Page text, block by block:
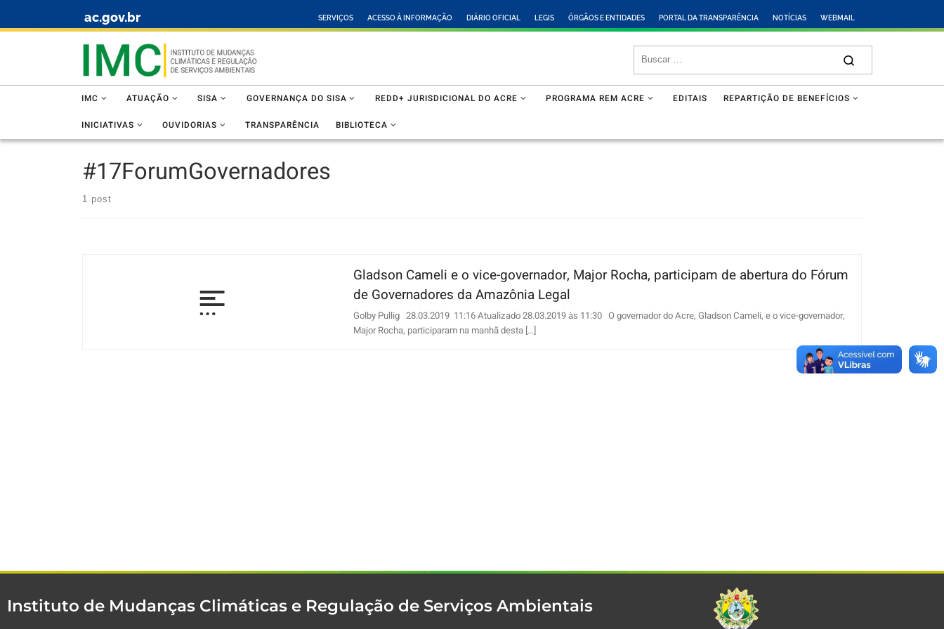
ac.gov.br SERVIÇOS ACESSO À INFORMAÇÃO DIÁRIO OFICIAL LEGIS ÓRGÃOS E ENTIDADES PORTAL DA TRANSPARÊNCIA NOTÍCIAS WEBMAIL
IMC ATUAÇÃO SISA GOVERNANÇA DO SISA REDD+ JURISDICIONAL DO ACRE PROGRAMA REM ACRE EDITAIS REPARTIÇÃO DE BENEFÍCIOS
INICIATIVAS OUVIDORIAS TRANSPARÊNCIA BIBLIOTECA
#17ForumGovernadores
1 post
Gladson Cameli e o vice-governador, Major Rocha, participam de abertura do Fórum
de Governadores da Amazônia Legal
Golby Pullig 28.03.2019 11:16 Atualizado 28.03.2019 às 11:30 O governador do Acre, Gladson Cameli, e o vice-governador,
Major Rocha, participaram na manhã desta [...]
Instituto de Mudanças Climáticas e Regulação de Serviços Ambientais